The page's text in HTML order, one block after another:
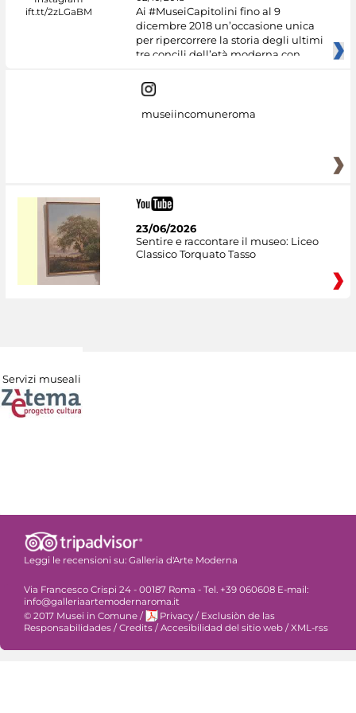
Ai #MuseiCapitolini fino al 9
dicembre 2018 un’occasione unica
per ripercorrere la storia degli ultimi
tre concili dell’età moderna con
museiincomuneroma
23/06/2026
Sentire e raccontare il museo: Liceo
Classico Torquato Tasso
Servizi museali
Leggi le recensioni su: Galleria d'Arte Moderna
Via Francesco Crispi 24 - 00187 Roma - Tel. +39 060608 E-mail:
info@galleriaartemodernaroma.it
© 2017 Musei in Comune / Privacy / Exclusiòn de las
Responsabilidades / Credits / Accesibilidad del sitio web / XML-rss